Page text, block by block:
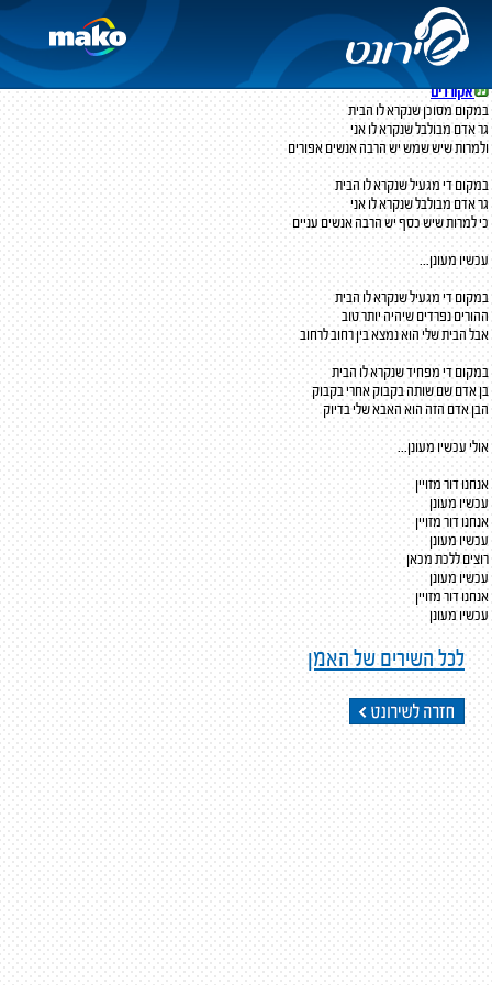
עכשיו מעונן
אביב גפן
מילים ולחן:אביב גפן
אקורדים
במקום מסוכן שנקרא לו הבית
גר אדם מבולבל שנקרא לו אני
ולמרות שיש שמש יש הרבה אנשים אפורים
במקום די מגעיל שנקרא לו הבית
גר אדם מבולבל שנקרא לו אני
כי למרות שיש כסף יש הרבה אנשים עניים
עכשיו מעונן...
במקום די מגעיל שנקרא לו הבית
ההורים נפרדים שיהיה יותר טוב
אבל הבית שלי הוא נמצא בין רחוב לרחוב
במקום די מפחיד שנקרא לו הבית
בן אדם שם שותה בקבוק אחרי בקבוק
הבן אדם הזה הוא האבא שלי בדיוק
אולי עכשיו מעונן...
אנחנו דור מזויין
עכשיו מעונן
אנחנו דור מזויין
עכשיו מעונן
רוצים ללכת מכאן
עכשיו מעונן
אנחנו דור מזויין
עכשיו מעונן
לכל השירים של האמן